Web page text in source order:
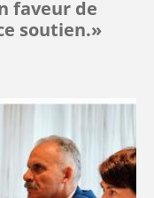
faveur de
soutien.»